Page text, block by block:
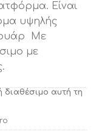
Είναι
υψηλής
Με
με
διαθέσιμο αυτή τη